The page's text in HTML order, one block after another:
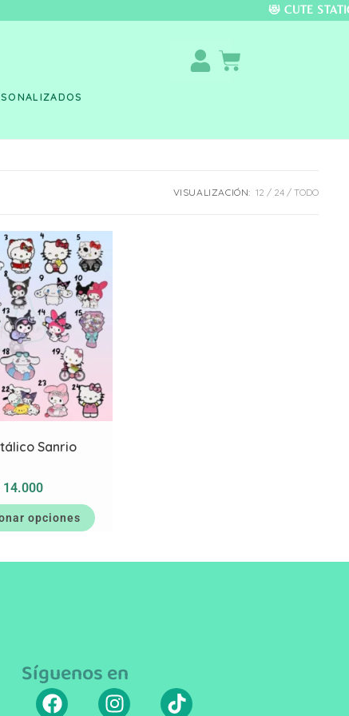
🚚 📦 😻
VISUALIZACIÓN: 12 24 TODO
Sanrio
14.000
opciones
Síguenos en